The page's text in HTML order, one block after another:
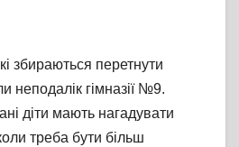
збираються перетнути
неподалік гімназії №9.
діти мають нагадувати
треба бути більш